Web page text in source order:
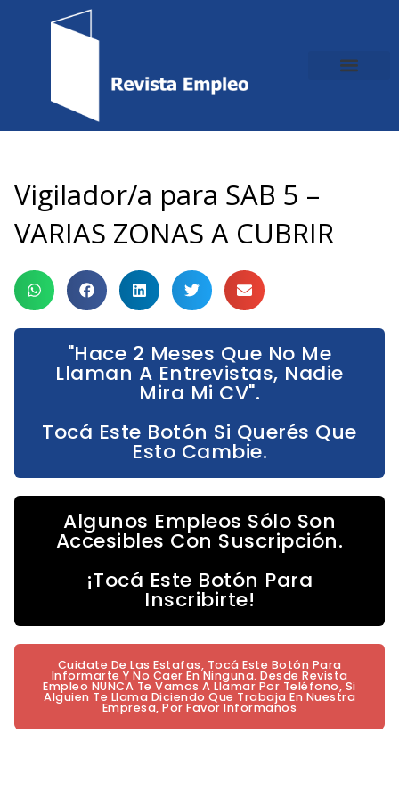
Vigilador/a para SAB 5 –
VARIAS ZONAS A CUBRIR
"Hace 2 Meses Que No Me
Llaman A Entrevistas, Nadie
Mira Mi CV".
Tocá Este Botón Si Querés Que
Esto Cambie.
Algunos Empleos Sólo Son
Accesibles Con Suscripción.
¡Tocá Este Botón Para
Inscribirte!
Cuidate De Las Estafas, Tocá Este Botón Para
Informarte Y No Caer En Ninguna. Desde Revista
Empleo NUNCA Te Vamos A Llamar Por Teléfono, Si
Alguien Te Llama Diciendo Que Trabaja En Nuestra
Empresa, Por Favor Informanos